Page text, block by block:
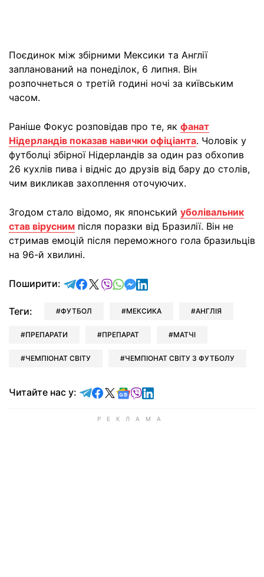
Поєдинок між збірними Мексики та Англії
запланований на понеділок, 6 липня. Він
розпочнеться о третій годині ночі за київським
часом.
Раніше Фокус розповідав про те, як фанат
Нідерландів показав навички офіціанта. Чоловік у
футболці збірної Нідерландів за один раз обхопив
26 кухлів пива і відніс до друзів від бару до столів,
чим викликав захоплення оточуючих.
Згодом стало відомо, як японський уболівальник
став вірусним після поразки від Бразилії. Він не
стримав емоцій після переможного гола бразильців
на 96-й хвилині.
Поширити: відправити у Telegram
поділитись у Facebook
поділитись у X
відправити у Viber
відправити у Whatsapp
відправити у Messenger
відправити у LinkedIn
Теги: ФУТБОЛ МЕКСИКА АНГЛІЯ
ПРЕПАРАТИ ПРЕПАРАТ МАТЧІ
ЧЕМПІОНАТ СВІТУ ЧЕМПІОНАТ СВІТУ З ФУТБОЛУ
Читайте нас у: Читайте у Telegram
Читайте у Facebook
Читайте у X
Читайте у Google news
Читайте у Viber
Читайте у LinkedIn